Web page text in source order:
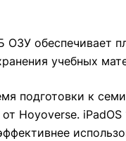
ОЗУ обеспечивает
учебных
подготовки к
Hoyoverse.